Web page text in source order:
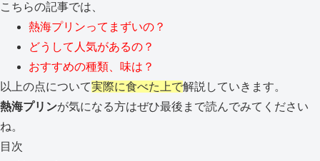
こちらの記事では、
熱海プリンってまずいの？
どうして人気があるの？
おすすめの種類、味は？
以上の点について実際に食べた上で解説していきます。
熱海プリンが気になる方はぜひ最後まで読んでみてください
ね。
目次